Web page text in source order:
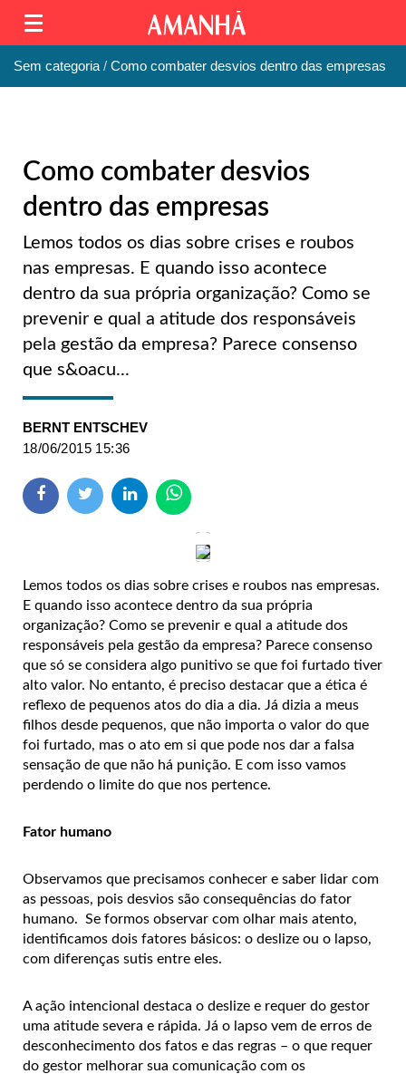
Sem categoria Como combater desvios dentro das empresas
Como combater desvios
dentro das empresas
Lemos todos os dias sobre crises e roubos
nas empresas. E quando isso acontece
dentro da sua própria organização? Como se
prevenir e qual a atitude dos responsáveis
pela gestão da empresa? Parece consenso
que s&oacu...
BERNT ENTSCHEV
18/06/2015 15:36
Lemos todos os dias sobre crises e roubos nas empresas.
E quando isso acontece dentro da sua própria
organização? Como se prevenir e qual a atitude dos
responsáveis pela gestão da empresa? Parece consenso
que só se considera algo punitivo se que foi furtado tiver
alto valor. No entanto, é preciso destacar que a ética é
reflexo de pequenos atos do dia a dia. Já dizia a meus
filhos desde pequenos, que não importa o valor do que
foi furtado, mas o ato em si que pode nos dar a falsa
sensação de que não há punição. E com isso vamos
perdendo o limite do que nos pertence.
Fator humano
Observamos que precisamos conhecer e saber lidar com
as pessoas, pois desvios são consequências do fator
humano. Se formos observar com olhar mais atento,
identificamos dois fatores básicos: o deslize ou o lapso,
com diferenças sutis entre eles.
A ação intencional destaca o deslize e requer do gestor
uma atitude severa e rápida. Já o lapso vem de erros de
desconhecimento dos fatos e das regras – o que requer
do gestor melhorar sua comunicação com os